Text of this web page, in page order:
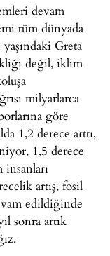
devam
tüm dünyada
Greta
değil, iklim
milyarlarca
göre
1,2 derece arttı,
1,5 derece
insanları
artış, fosil
edildiğinde
sonra artık